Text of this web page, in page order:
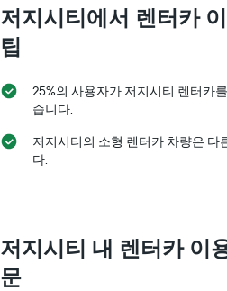
카
표
시
하
는
이
있
저지시티​에서 렌터카
팁
25%의 사용자가 저지시티 렌터카
습니다.
저지시티의 소형 렌터카 차량은 다
다.
저지시티 내 렌터카 이
문